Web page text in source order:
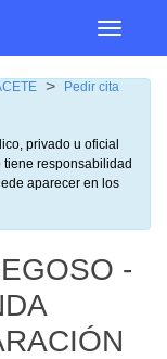
Menu
>
Pedir cita
privado u oficial
tiene responsabilidad
aparecer en los
-